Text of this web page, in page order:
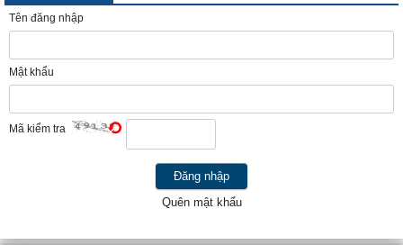
Tên đăng nhập
Mật khẩu
Mã kiểm tra
Quên mật khẩu